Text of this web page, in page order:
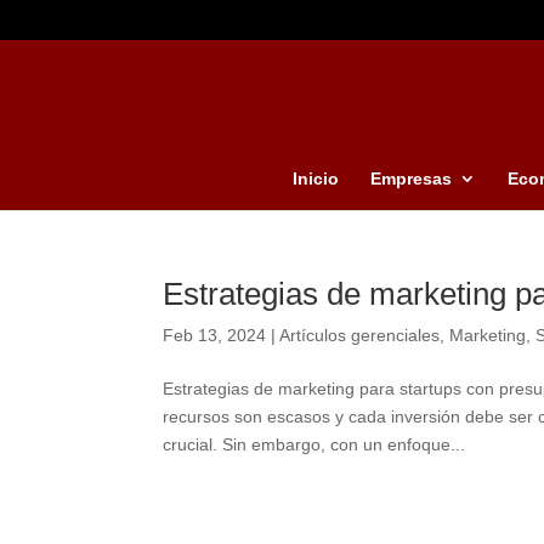
Inicio Empresas
Estrategias de marketing
Feb 13, 2024 |Artículos gerenciales Marketing
Estrategias de marketing para startups con
recursos son escasos y cada inversión debe
crucial. Sin embargo, con un enfoque...